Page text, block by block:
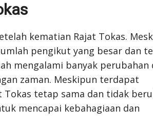
kematian Rajat Tokas.
pengikut yang besar dan
mengalami banyak perubahan
zaman. Meskipun terdapat
Tokas tetap sama dan tidak
mencapai kebahagiaan dan